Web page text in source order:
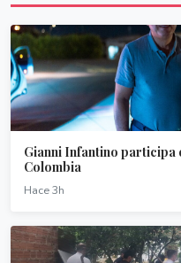
Gianni Infantino participa
Colombia
Hace 3h